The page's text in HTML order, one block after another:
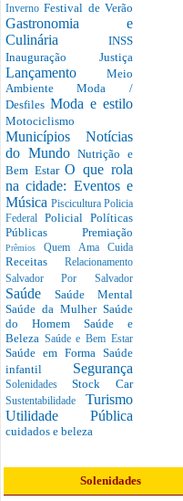
InvernoFestival de Verão
Gastronomia e
Culinária INSS
Inauguração Justiça
Lançamento Meio
AmbienteModa /
Desfiles Moda e estilo
Motociclismo
Municípios Notícias
do MundoNutrição e
Bem EstarO que rola
na cidade: Eventos e
Música Piscicultura Policia
Federal Policial Políticas
Públicas Premiação
PrêmiosQuem Ama Cuida
Receitas Relacionamento
Salvador Por Salvador
Saúde Saúde Mental
Saúde da Mulher Saúde
do Homem Saúde e
Beleza Saúde e Bem Estar
Saúde em Forma Saúde
infantil Segurança
SolenidadesStock Car
Sustentabilidade Turismo
Utilidade Pública
cuidados e beleza
Solenidades